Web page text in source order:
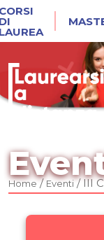
Home/Eventi/III